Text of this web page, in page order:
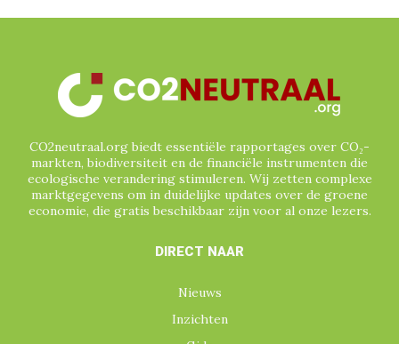
ZUID-AMERIKA
CO2neutraal.org biedt essentiële rapportages over CO₂-
markten, biodiversiteit en de financiële instrumenten die
ecologische verandering stimuleren. Wij zetten complexe
marktgegevens om in duidelijke updates over de groene
economie, die gratis beschikbaar zijn voor al onze lezers.
DIRECT NAAR
Nieuws
Inzichten